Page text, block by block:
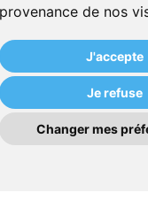
provenance de nos
J'accepte
Je refuse
Changer mes